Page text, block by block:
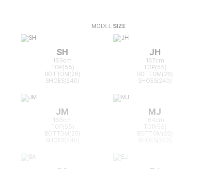
MODEL SIZE
SH
163cm
TOP(55)
BOTTOM(26)
SHOES(240)
JH
167cm
TOP(55)
BOTTOM(26)
SHOES(240)
JM
166cm
TOP(55)
BOTTOM(25)
MJ
164cm
TOP(55)
BOTTOM(26)